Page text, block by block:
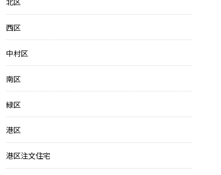
西区
中村区
南区
緑区
港区
港区注文住宅